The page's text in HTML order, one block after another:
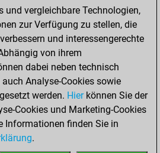
You achieved
of 1641 in
positions
Mai 16,
You played 2
games
Play
You scored +0
und vergleichbare Technologien,
zur Verfügung zu stellen, die
und interessengerechte
von ihrem
dabei neben technisch
Analyse-Cookies sowie
werden. Hierkönnen Sie der
Cookies und Marketing-Cookies
Informationen finden Sie in
.